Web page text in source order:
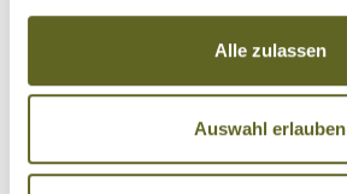
Alle zulassen
Auswahl erlauben